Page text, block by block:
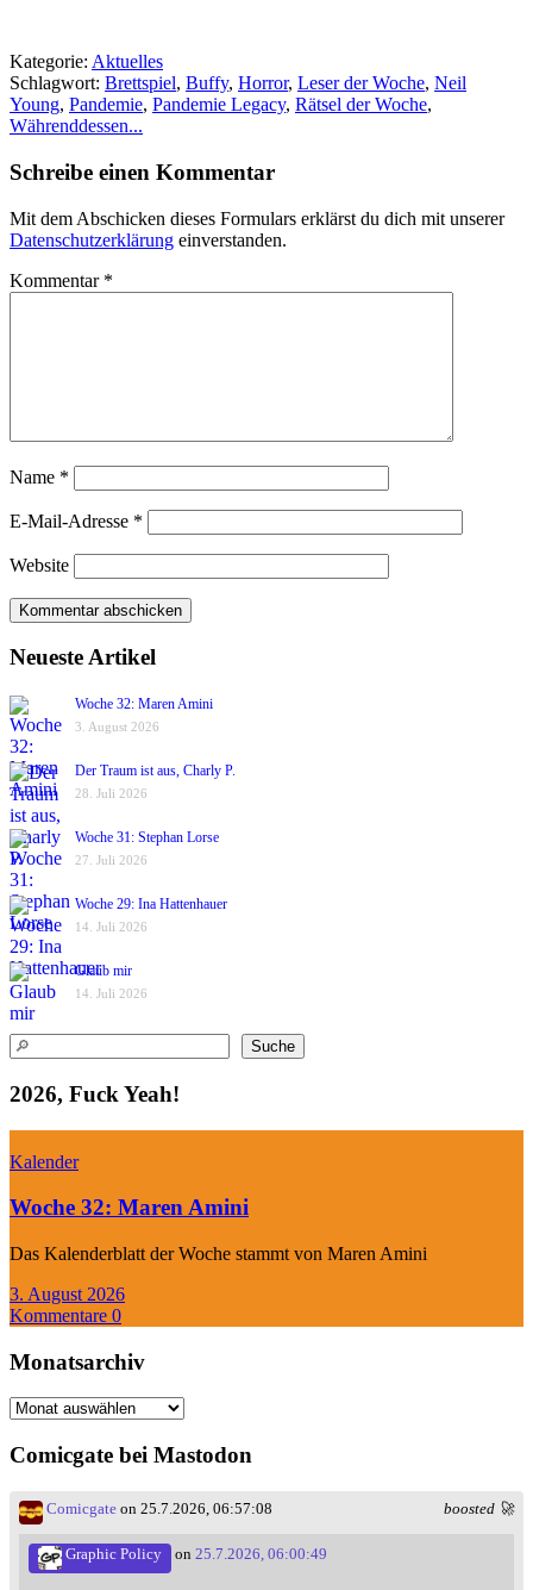
Kategorie: Aktuelles
Schlagwort: Brettspiel, Buffy, Horror, Leser der Woche, Neil
Young, Pandemie, Pandemie Legacy, Rätsel der Woche,
Währenddessen...
Schreibe einen Kommentar
Mit dem Abschicken dieses Formulars erklärst du dich mit unserer
Datenschutzerklärung einverstanden.
Kommentar *
Name *
E-Mail-Adresse *
Website
Neueste Artikel
Woche 32: Maren Amini
3. August 2026
Der Traum ist aus, Charly P.
28. Juli 2026
Woche 31: Stephan Lorse
27. Juli 2026
Woche 29: Ina Hattenhauer
14. Juli 2026
Glaub mir
14. Juli 2026
Suchen Suche
2026, Fuck Yeah!
Kalender
Woche 32: Maren Amini
Das Kalenderblatt der Woche stammt von Maren Amini
3. August 2026
Kommentare 0
Monatsarchiv
Monatsarchiv
Comicgate bei Mastodon
boosted 🚀
Comicgate on 25.7.2026, 06:57:08
Graphic Policy on 25.7.2026, 06:00:49